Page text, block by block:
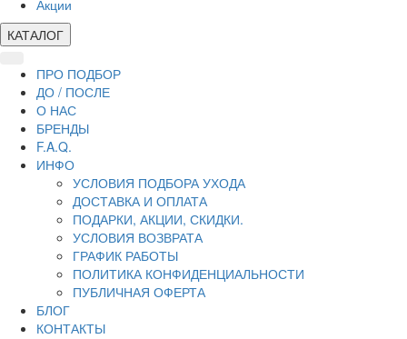
Акции
КАТАЛОГ
ПРО ПОДБОР
ДО / ПОСЛЕ
О НАС
БРЕНДЫ
F.A.Q.
ИНФО
УСЛОВИЯ ПОДБОРА УХОДА
ДОСТАВКА И ОПЛАТА
ПОДАРКИ, АКЦИИ, СКИДКИ.
УСЛОВИЯ ВОЗВРАТА
ГРАФИК РАБОТЫ
ПОЛИТИКА КОНФИДЕНЦИАЛЬНОСТИ
ПУБЛИЧНАЯ ОФЕРТА
БЛОГ
КОНТАКТЫ